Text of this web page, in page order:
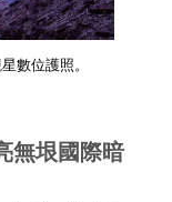
數位護照。
無垠國際暗